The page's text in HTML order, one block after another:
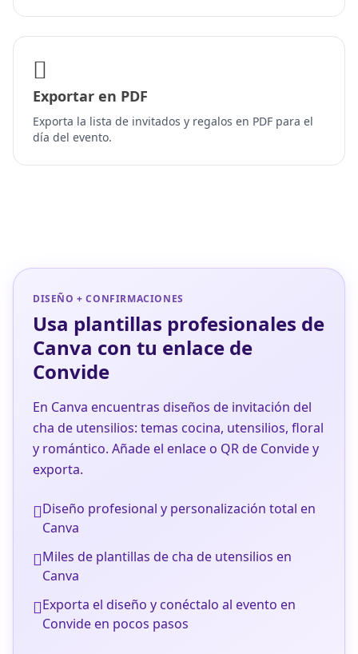
Exportar en PDF
Exporta la lista de invitados y regalos en PDF para el
día del evento.
DISEÑO + CONFIRMACIONES
Usa plantillas profesionales de
Canva con tu enlace de
Convide
En Canva encuentras diseños de invitación del
cha de utensilios: temas cocina, utensilios, floral
y romántico. Añade el enlace o QR de Convide y
exporta.
Diseño profesional y personalización total en
Canva
Miles de plantillas de cha de utensilios en
Canva
Exporta el diseño y conéctalo al evento en
Convide en pocos pasos